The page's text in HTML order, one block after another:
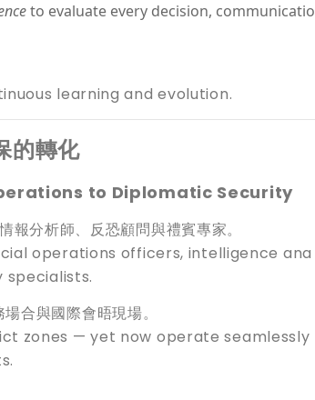
to evaluate every decision, communicatio
learning and evolution.
的轉化
to Diplomatic Security
分析師、反恐顧問與禮賓專家。
operations officers, intelligence ana
合與國際會晤現場。
zones — yet now operate seamlessly